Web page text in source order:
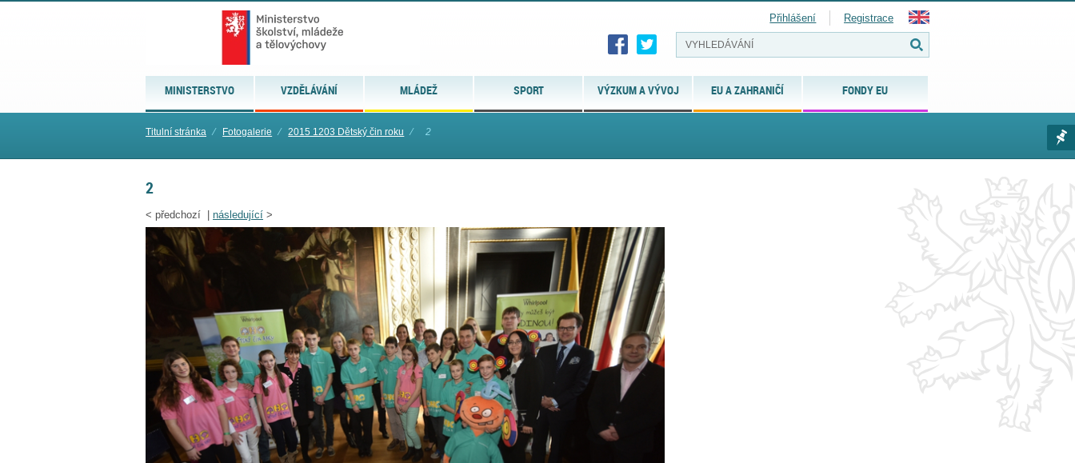
MINISTERSTVO VZDĚLÁVÁNÍ MLÁDEŽ SPORT VÝZKUM A VÝVOJ EU A ZAHRANIČÍ FONDY EU
Přihlášení Registrace
Titulní stránka ⁄ Fotogalerie ⁄ 2015 1203 Dětský čin roku ⁄ 2
2
< předchozí | následující >